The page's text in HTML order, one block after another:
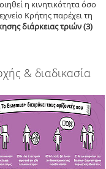
η κινητικότητα όσο
Κρήτης παρέχει τη
διάρκειας τριών (3)
& διαδικασία